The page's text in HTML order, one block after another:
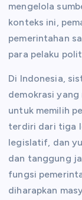
mengelola
konteks ini,
pemerintahan
para pelaku
Di Indonesia,
demokrasi yang
untuk memilih
terdiri dari tiga
legislatif, dan
dan tanggung
fungsi
diharapkan